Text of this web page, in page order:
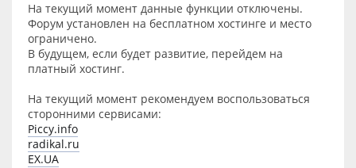
На текущий момент данные функции отключены.
Форум установлен на бесплатном хостинге и место
ограничено.
В будущем, если будет развитие, перейдем на
платный хостинг.
На текущий момент рекомендуем воспользоваться
сторонними сервисами:
Piccy.info
radikal.ru
EX.UA